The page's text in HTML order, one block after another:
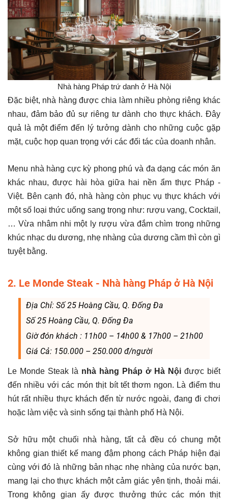
Nhà hàng Pháp trứ danh ở Hà Nội
Đặc biệt, nhà hàng được chia làm nhiều phòng riêng khác
nhau, đảm bảo đủ sự riêng tư dành cho thực khách. Đây
quả là một điểm đến lý tưởng dành cho những cuộc gặp
mặt, cuộc họp quan trọng với các đối tác của doanh nhân.
Menu nhà hàng cực kỳ phong phú và đa dạng các món ăn
khác nhau, được hài hòa giữa hai nền ẩm thực Pháp -
Việt. Bên cạnh đó, nhà hàng còn phục vụ thực khách với
một số loại thức uống sang trọng như: rượu vang, Cocktail,
… Vừa nhâm nhi một ly rượu vừa đắm chìm trong những
khúc nhạc du dương, nhẹ nhàng của dương cầm thì còn gì
tuyệt bằng.
2. Le Monde Steak - Nhà hàng Pháp ở Hà Nội
Địa Chỉ: Số 25 Hoàng Cầu, Q. Đống Đa
Số 25 Hoàng Cầu, Q. Đống Đa
Giờ đón khách : 11h00 – 14h00 & 17h00 – 21h00
Giá Cả: 150.000 – 250.000 đ/người
Le Monde Steak là nhà hàng Pháp ở Hà Nội được biết
đến nhiều với các món thịt bít tết thơm ngon. Là điểm thu
hút rất nhiều thực khách đến từ nước ngoài, đang đi chơi
hoặc làm việc và sinh sống tại thành phố Hà Nội.
Sở hữu một chuối nhà hàng, tất cả đều có chung một
không gian thiết kế mang đậm phong cách Pháp hiện đại
cùng với đó là những bản nhạc nhẹ nhàng của nước bạn,
mang lại cho thực khách một cảm giác yên tịnh, thoải mái.
Trong không gian ấy được thưởng thức các món thịt